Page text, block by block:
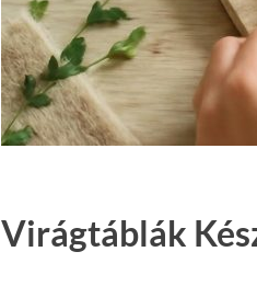
Virágtáblák